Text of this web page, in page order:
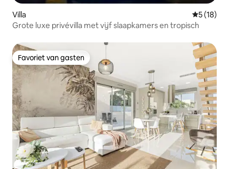
Villa
5 (18)
Grote luxe privévilla met vijf slaapkamers en tropisch
Favoriet van gasten
Favoriet van gasten